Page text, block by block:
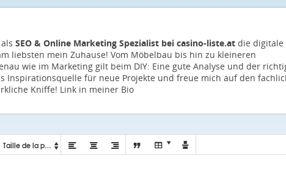
SEO & Online Marketing Spezialist bei casino-liste.at die digitale
liebsten mein Zuhause! Vom Möbelbau bis hin zu kleineren
wie im Marketing gilt beim DIY: Eine gute Analyse und der
Inspirationsquelle für neue Projekte und freue mich auf den
Kniffe! Link in meiner Bio
Taille de la police        